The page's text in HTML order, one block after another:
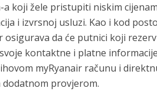
koji žele pristupiti niskim
i izvrsnoj usluzi. Kao i kod
osigurava da će putnici koji
kontaktne i platne
myRyanair računu i
provjerom.